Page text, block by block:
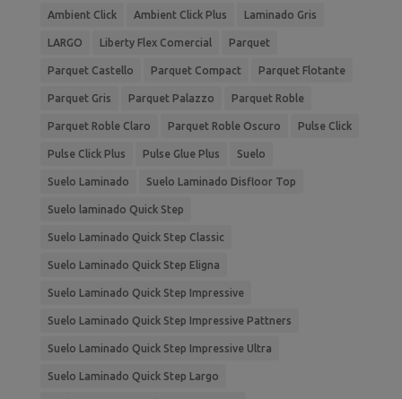
Ambient Click Ambient Click Plus Laminado Gris
LARGO Liberty Flex Comercial Parquet
Parquet Castello Parquet Compact Parquet Flotante
Parquet Gris Parquet Palazzo Parquet Roble
Parquet Roble Claro Parquet Roble Oscuro Pulse Click
Pulse Click Plus Pulse Glue Plus Suelo
Suelo Laminado Suelo Laminado Disfloor Top
Suelo laminado Quick Step
Suelo Laminado Quick Step Classic
Suelo Laminado Quick Step Eligna
Suelo Laminado Quick Step Impressive
Suelo Laminado Quick Step Impressive Pattners
Suelo Laminado Quick Step Impressive Ultra
Suelo Laminado Quick Step Largo